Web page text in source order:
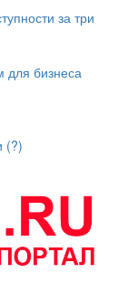
за три
для бизнеса
(?)